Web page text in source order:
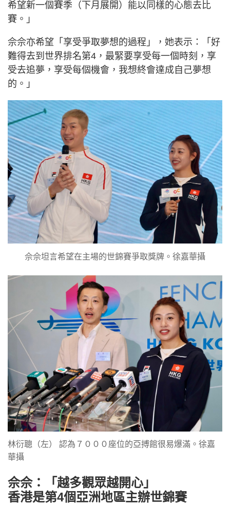
希望新一個賽季（下月展開）能以同樣的心態去比
賽。」
佘佘亦希望「享受爭取夢想的過程」，她表示：「好
難得去到世界排名第4，最緊要享受每一個時刻，享
受去追夢，享受每個機會，我想終會達成自己夢想
的。」
佘佘坦言希望在主場的世錦賽爭取獎牌。徐嘉華攝
林衍聰（左） 認為７０００座位的亞搏館很易爆滿。徐嘉
華攝
佘佘：「越多觀眾越開心」
香港是第4個亞洲地區主辦世錦賽